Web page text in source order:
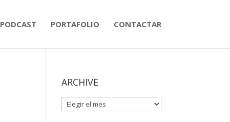
PODCAST PORTAFOLIO CONTACTAR
ARCHIVE
ARCHIVE